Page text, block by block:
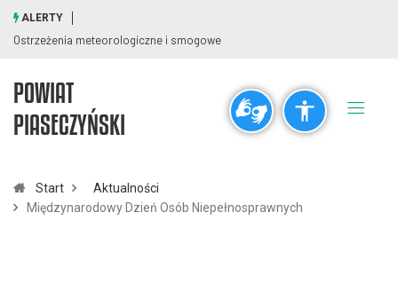
visibility_off title
Rozdzielczość
ALERTY
Ostrzeżenia meteorologiczne i smogowe
POWIAT
PIASECZYŃSKI
Start
Aktualności
Międzynarodowy Dzień Osób Niepełnosprawnych